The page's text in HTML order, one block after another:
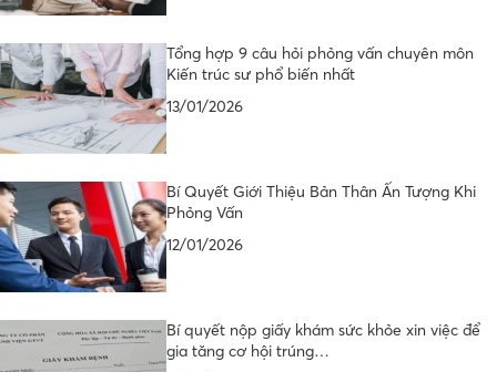
Tổng hợp 9 câu hỏi phỏng vấn chuyên môn
Kiến trúc sư phổ biến nhất
13/01/2026
Bí Quyết Giới Thiệu Bản Thân Ấn Tượng Khi
Phỏng Vấn
12/01/2026
Bí quyết nộp giấy khám sức khỏe xin việc để
gia tăng cơ hội trúng…